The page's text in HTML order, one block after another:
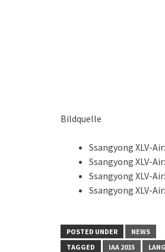
Bildquelle
Ssangyong XLV-
Ssangyong XLV-
Ssangyong XLV-
Ssangyong XLV-
POSTED UNDER
NEWS
TAGGED
IAA 2015